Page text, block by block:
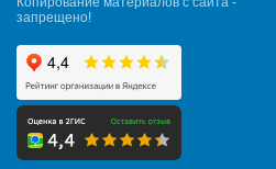
запрещено!